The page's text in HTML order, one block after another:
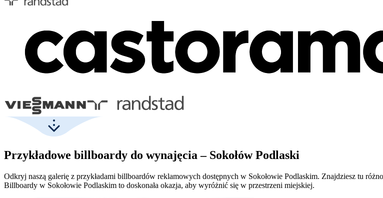
Przykładowe billboardy do wynajęcia – Sokołów Podlaski
Odkryj naszą galerię z przykładami billboardów reklamowych dostępnych w Sokołowie Podlaskim. Znajdziesz tu
Billboardy w Sokołowie Podlaskim to doskonała okazja, aby wyróżnić się w przestrzeni miejskiej.